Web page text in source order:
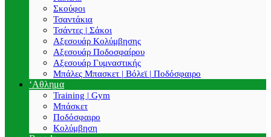
Σκούφοι
Τσαντάκια
Τσάντες | Σάκοι
Αξεσουάρ Κολύμβησης
Αξεσουάρ Ποδοσφαίρου
Αξεσουάρ Γυμναστικής
Μπάλες Μπασκετ | Βόλεϊ | Ποδόσφαιρο
‘Αθλημα
Training | Gym
Μπάσκετ
Ποδόσφαιρο
Κολύμβηση